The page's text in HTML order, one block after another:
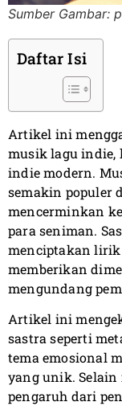
Sumber Gambar:
Daftar Isi
Artikel ini
musik lagu indie,
indie modern.
semakin populer
mencerminkan
para seniman.
menciptakan
memberikan
mengundang
Artikel ini
sastra seperti
tema emosional
yang unik.
pengaruh dari